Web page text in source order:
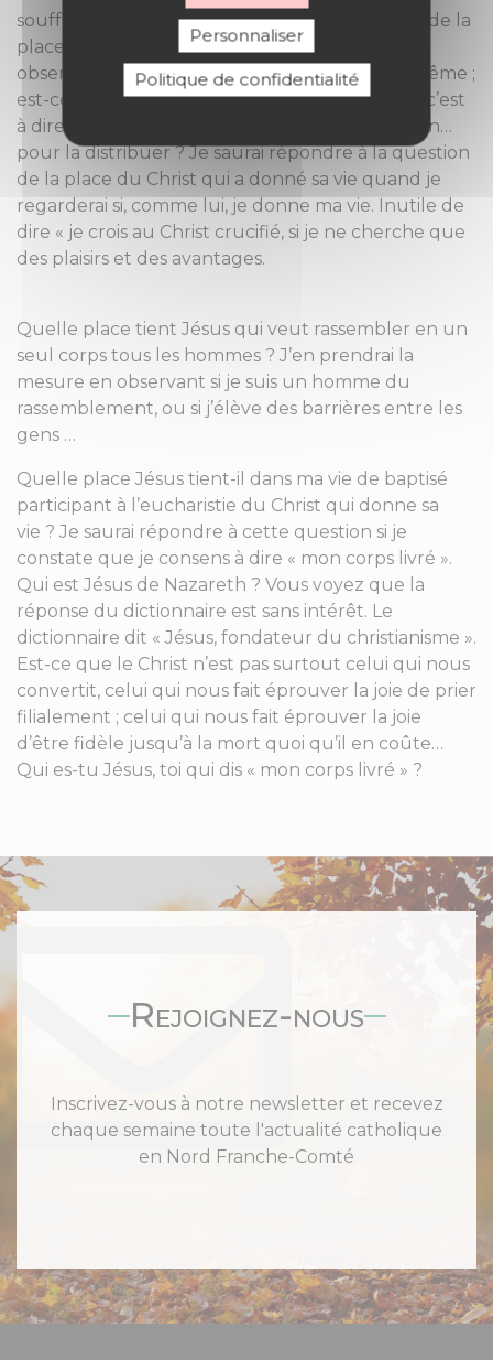
souffrances… : Je saurai répondre à la question de la
place qu’occupe le Crucifié dans ma vie, en
observant quelle place je fais au don de moi-même ;
est-ce que, tous les matins, je prends ma croix, c’est
à dire ma charge d’amour, de fidélité, de pardon…
pour la distribuer ? Je saurai répondre à la question
de la place du Christ qui a donné sa vie quand je
regarderai si, comme lui, je donne ma vie. Inutile de
dire « je crois au Christ crucifié, si je ne cherche que
des plaisirs et des avantages.
Quelle place tient Jésus qui veut rassembler en un
seul corps tous les hommes ? J’en prendrai la
mesure en observant si je suis un homme du
rassemblement, ou si j’élève des barrières entre les
gens …
Quelle place Jésus tient-il dans ma vie de baptisé
participant à l’eucharistie du Christ qui donne sa
vie ? Je saurai répondre à cette question si je
constate que je consens à dire « mon corps livré ».
Qui est Jésus de Nazareth ? Vous voyez que la
réponse du dictionnaire est sans intérêt. Le
dictionnaire dit « Jésus, fondateur du christianisme ».
Est-ce que le Christ n’est pas surtout celui qui nous
convertit, celui qui nous fait éprouver la joie de prier
filialement ; celui qui nous fait éprouver la joie
d’être fidèle jusqu’à la mort quoi qu’il en coûte…
Qui es-tu Jésus, toi qui dis « mon corps livré » ?
Rejoignez-nous
Inscrivez-vous à notre newsletter et recevez
chaque semaine toute l'actualité catholique
en Nord Franche-Comté
Personnaliser
Politique de confidentialité